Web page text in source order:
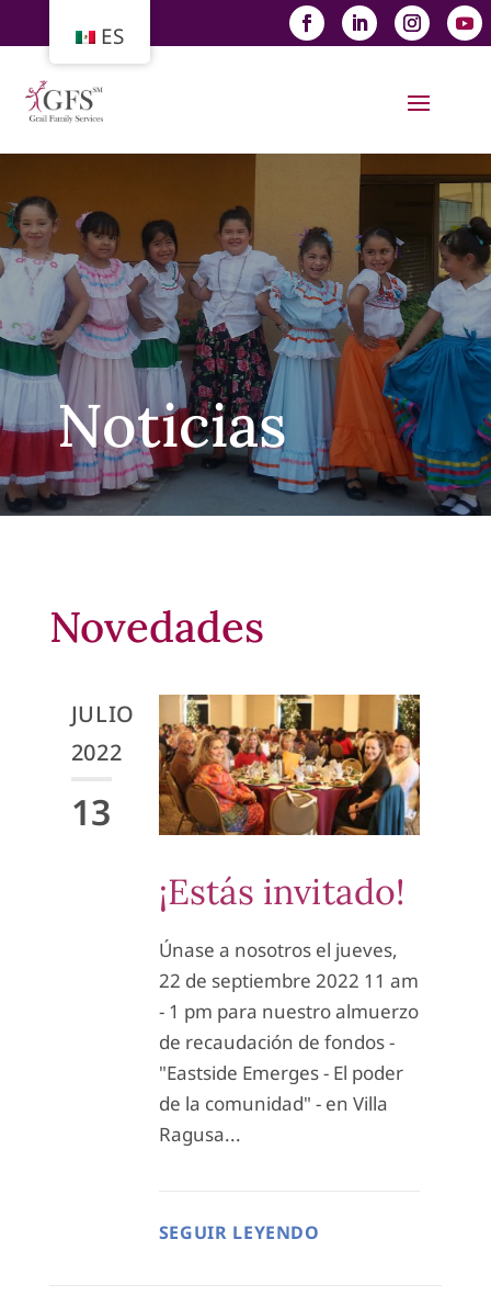
Noticias
Novedades
JULIO
2022
13
¡Estás invitado!
Únase a nosotros el jueves,
22 de septiembre 2022 11 am
- 1 pm para nuestro almuerzo
de recaudación de fondos -
"Eastside Emerges - El poder
de la comunidad" - en Villa
Ragusa...
SEGUIR LEYENDO
ES